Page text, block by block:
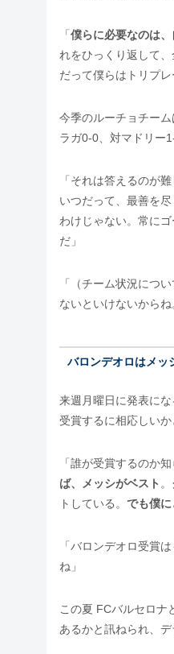
「 僕らに必要なのは
れをひっくり返して、
だって僕らはトリプレ
今季のルーチョチー
ラガ0-0、対マドリー1-
「それは答えるのが
いつだって、最善を
わけじゃない。常に
だ」
「（チーム状況につい
ないといけないから
バロンデオロはメッ
来週月曜日に発表にな
受賞するに相応しいか
「誰が受賞するのか
ば、メッシがベスト 。
トしている。 でも僕
「バロンデオロ受賞
ね」
この夏 FCバルセロナ
あるかと訊ねられ、デ